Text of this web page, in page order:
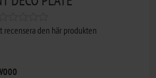
recensera den här produkten